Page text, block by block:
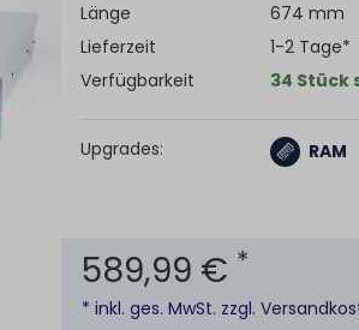
Länge
674 mm
Lieferzeit
1-2 Tage*
Verfügbarkeit
34
Upgrades: RAM
589,99 € *
* inkl. ges. MwSt. zzgl.